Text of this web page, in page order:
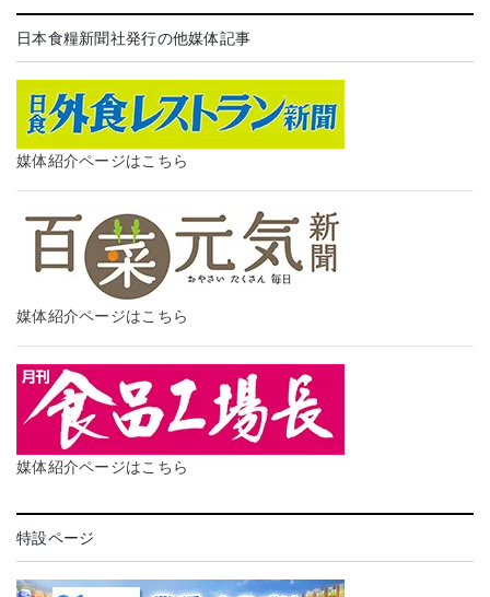
日本食糧新聞社発行の他媒体記事
媒体紹介ページはこちら
媒体紹介ページはこちら
媒体紹介ページはこちら
特設ページ